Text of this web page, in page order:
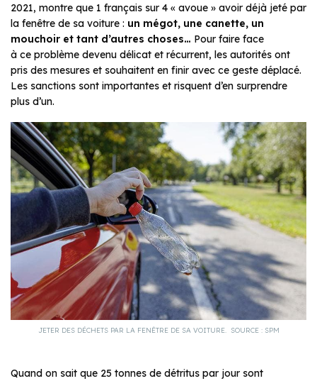
2021, montre que 1 français sur 4 « avoue » avoir déjà jeté par
la fenêtre de sa voiture : un mégot, une canette, un
mouchoir et tant d’autres choses… Pour faire face
à ce problème devenu délicat et récurrent, les autorités ont
pris des mesures et souhaitent en finir avec ce geste déplacé.
Les sanctions sont importantes et risquent d’en surprendre
plus d’un.
JETER DES DÉCHETS PAR LA FENÊTRE DE SA VOITURE. SOURCE : SPM
Quand on sait que 25 tonnes de détritus par jour sont